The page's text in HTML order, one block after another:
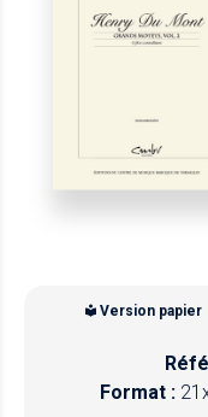
Version papier
Format :